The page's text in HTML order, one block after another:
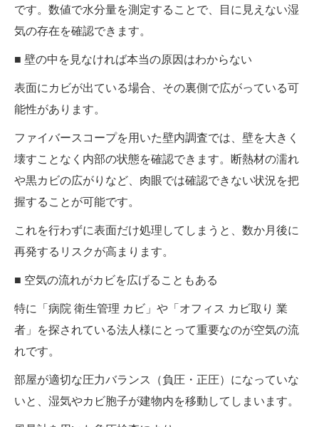
です。数値で水分量を測定することで、目に見えない湿
気の存在を確認できます。
■ 壁の中を見なければ本当の原因はわからない
表面にカビが出ている場合、その裏側で広がっている可
能性があります。
ファイバースコープを用いた壁内調査では、壁を大きく
壊すことなく内部の状態を確認できます。断熱材の濡れ
や黒カビの広がりなど、肉眼では確認できない状況を把
握することが可能です。
これを行わずに表面だけ処理してしまうと、数か月後に
再発するリスクが高まります。
■ 空気の流れがカビを広げることもある
特に「病院 衛生管理 カビ」や「オフィス カビ取り 業
者」を探されている法人様にとって重要なのが空気の流
れです。
部屋が適切な圧力バランス（負圧・正圧）になっていな
いと、湿気やカビ胞子が建物内を移動してしまいます。